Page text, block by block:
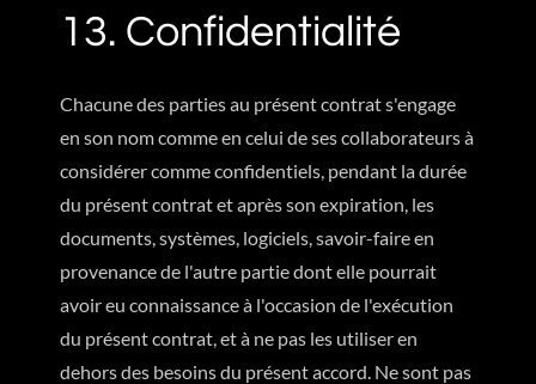
13. Confidentialité
Chacune des parties au présent contrat s'engage
en son nom comme en celui de ses collaborateurs à
considérer comme confidentiels, pendant la durée
du présent contrat et après son expiration, les
documents, systèmes, logiciels, savoir-faire en
provenance de l'autre partie dont elle pourrait
avoir eu connaissance à l'occasion de l'exécution
du présent contrat, et à ne pas les utiliser en
dehors des besoins du présent accord. Ne sont pas